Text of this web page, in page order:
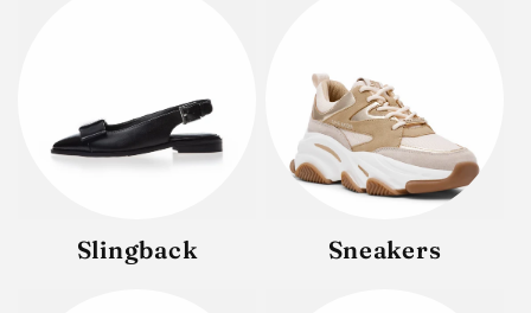
Slingback Sneakers